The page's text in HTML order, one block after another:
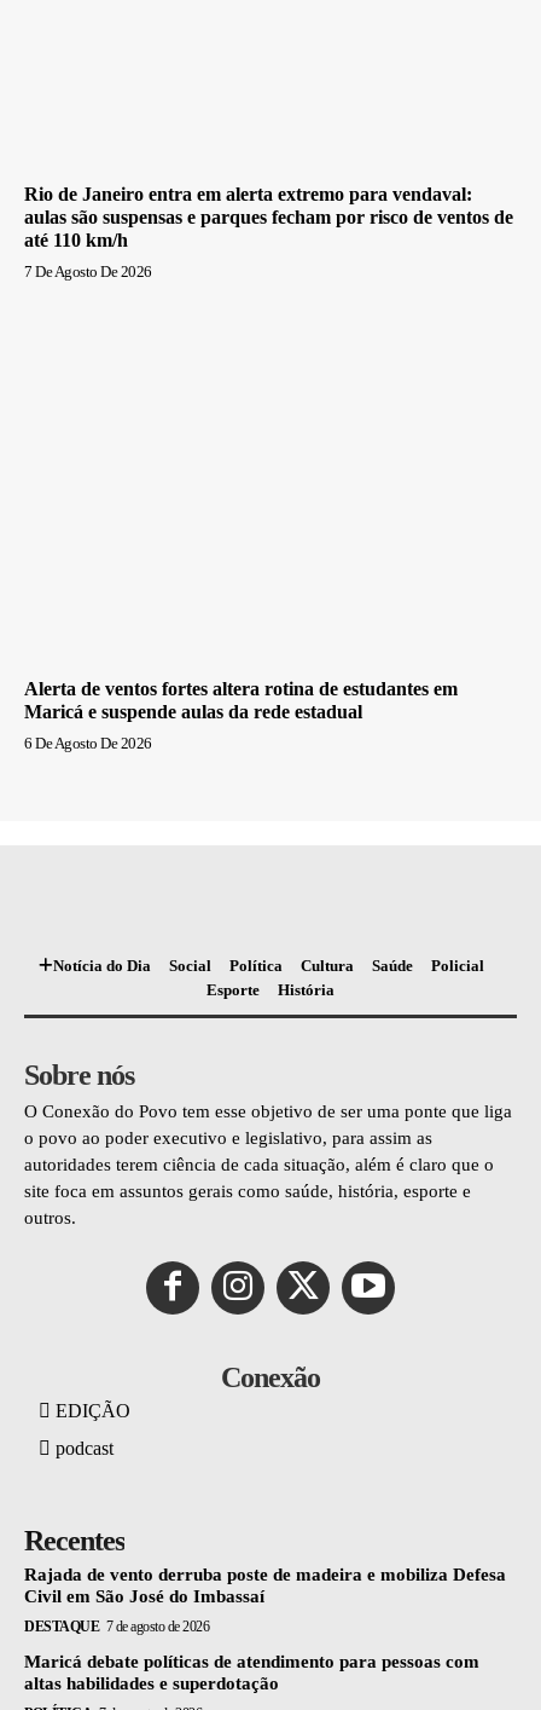
Rio de Janeiro entra em alerta extremo para vendaval:
aulas são suspensas e parques fecham por risco de ventos de
até 110 km/h
7 De Agosto De 2026
Alerta de ventos fortes altera rotina de estudantes em
Maricá e suspende aulas da rede estadual
6 De Agosto De 2026
Notícia do Dia Social Política Cultura Saúde
Policial
Esporte
História
Sobre nós
O Conexão do Povo tem esse objetivo de ser uma ponte que liga
o povo ao poder executivo e legislativo, para assim as
autoridades terem ciência de cada situação, além é claro que o
site foca em assuntos gerais como saúde, história, esporte e
outros.
Conexão
EDIÇÃO
podcast
Recentes
Rajada de vento derruba poste de madeira e mobiliza Defesa
Civil em São José do Imbassaí
DESTAQUE 7 de agosto de 2026
Maricá debate políticas de atendimento para pessoas com
altas habilidades e superdotação